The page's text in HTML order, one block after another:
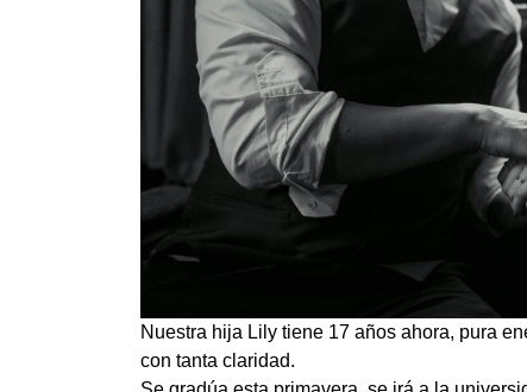
Nuestra hija Lily tiene 17 años ahora, pura
con tanta claridad.